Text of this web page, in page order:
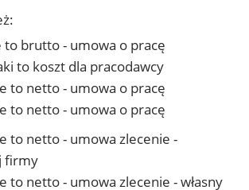
brutto - umowa o pracę
to koszt dla pracodawcy
to netto - umowa o pracę
to netto - umowa o pracę
to netto - umowa zlecenie -
firmy
to netto - umowa zlecenie - własny